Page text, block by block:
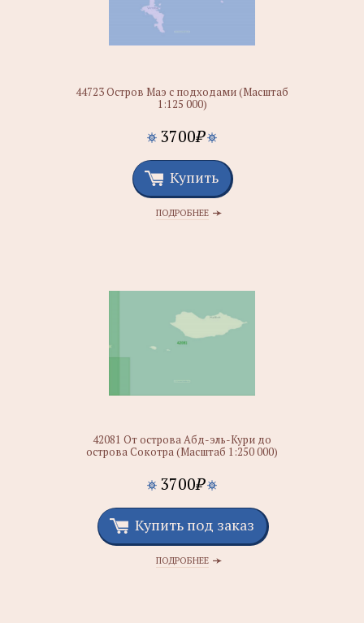
44723 Остров Маэ с подходами (Масштаб
1:125 000)
3700₽
Купить
ПОДРОБНЕЕ
42081 От острова Абд-эль-Кури до
острова Сокотра (Масштаб 1:250 000)
3700₽
Купить под заказ
ПОДРОБНЕЕ